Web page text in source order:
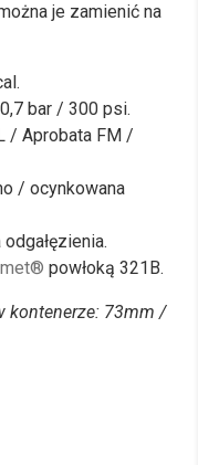
je zamienić na
bar / 300 psi.
/ Aprobata FM /
/ ocynkowana
powłoką 321B.
kontenerze: 73mm /